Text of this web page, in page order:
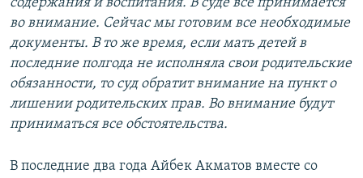
во внимание. Сейчас мы готовим все необходимые
документы. В то же время, если мать детей в
последние полгода не исполняла свои родительские
обязанности, то суд обратит внимание на пункт о
лишении родительских прав. Во внимание будут
приниматься все обстоятельства.
В последние два года Айбек Акматов вместе со